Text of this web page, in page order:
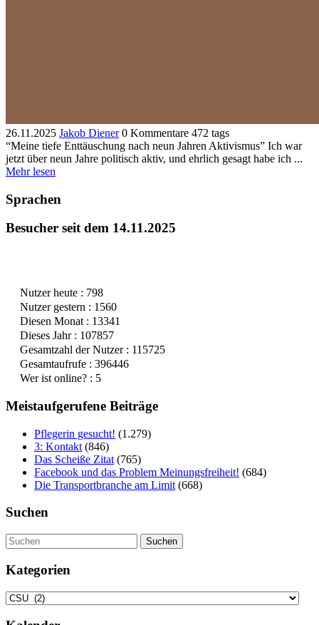
26.11.2025 Jakob Diener 0 Kommentare 472 tags
“Meine tiefe Enttäuschung nach neun Jahren Aktivismus” Ich war
jetzt über neun Jahre politisch aktiv, und ehrlich gesagt habe ich ...
Mehr lesen
Sprachen
Besucher seit dem 14.11.2025
Nutzer heute : 798
Nutzer gestern : 1560
Diesen Monat : 13341
Dieses Jahr : 107857
Gesamtzahl der Nutzer : 115725
Gesamtaufrufe : 396446
Wer ist online? : 5
Meistaufgerufene Beiträge
Pflegerin gesucht! (1.279)
3: Kontakt (846)
Das Scheiße Zitat (765)
Facebook und das Problem Meinungsfreiheit! (684)
Die Transportbranche am Limit (668)
Suchen
Suchen
Kategorien
Kategorien